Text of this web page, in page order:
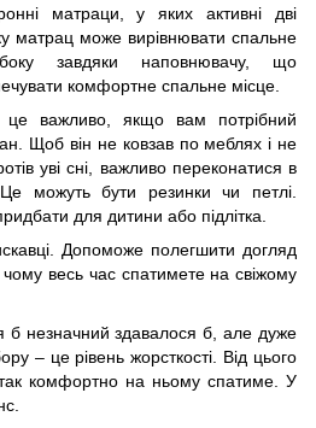
матраци, у яких активні дві
матрац може вирівнювати спальне
завдяки наповнювачу, що
комфортне спальне місце.
це важливо, якщо вам потрібний
Щоб він не ковзав по меблях і не
уві сні, важливо переконатися в
Це можуть бути резинки чи петлі.
для дитини або підлітка.
Допоможе полегшити догляд
весь час спатимете на свіжому
б незначний здавалося б, але дуже
– це рівень жорсткості. Від цього
комфортно на ньому спатиме. У